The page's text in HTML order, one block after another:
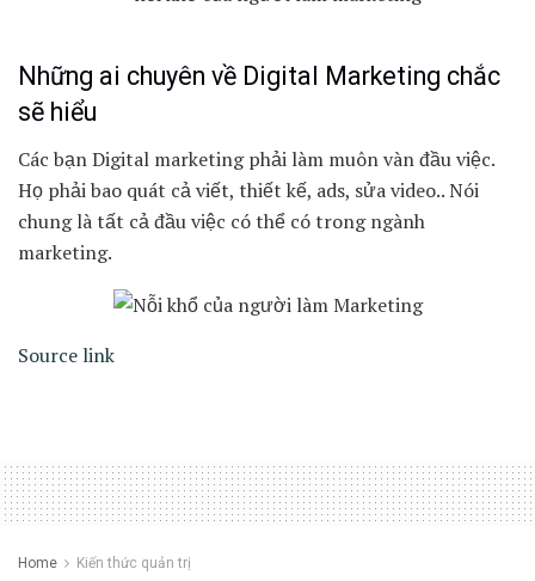
Những ai chuyên về Digital Marketing chắc
sẽ hiểu
Các bạn Digital marketing phải làm muôn vàn đầu việc.
Họ phải bao quát cả viết, thiết kế, ads, sửa video.. Nói
chung là tất cả đầu việc có thể có trong ngành
marketing.
Source link
Home Kiến thức quản trị